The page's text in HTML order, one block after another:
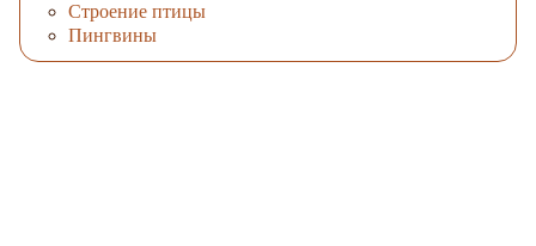
Строение птицы
Пингвины